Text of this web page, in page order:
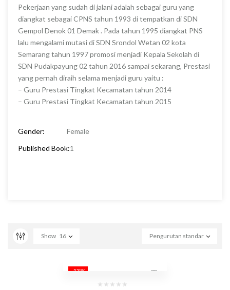
Pekerjaan yang sudah di jalani adalah sebagai guru yang
diangkat sebagai CPNS tahun 1993 di tempatkan di SDN
Gempol Denok 01 Demak . Pada tahun 1995 diangkat PNS
lalu mengalami mutasi di SDN Srondol Wetan 02 kota
Semarang tahun 1997 promosi menjadi Kepala Sekolah di
SDN Pudakpayung 02 tahun 2016 sampai sekarang, Prestasi
yang pernah diraih selama menjadi guru yaitu :
– Guru Prestasi Tingkat Kecamatan tahun 2014
– Guru Prestasi Tingkat Kecamatan tahun 2015
Gender:
Female
Published Book:1
Pengurutan standar
Show 16
-13%